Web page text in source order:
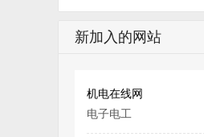
新加入的网站
机电在线网
电子电工